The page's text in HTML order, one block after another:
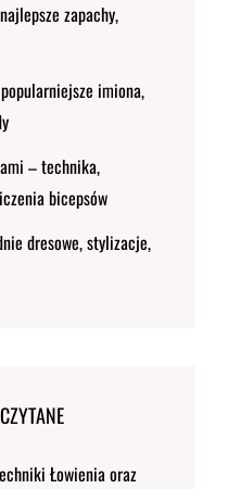
zapachy,
imiona,
– technika,
bicepsów
dresowe, stylizacje,
Łowienia oraz